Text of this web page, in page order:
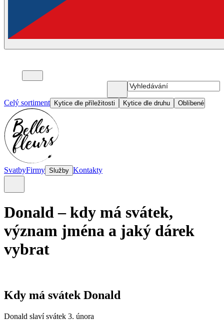
Celý sortiment Kytice dle příležitosti Kytice dle druhu Oblíbené
SvatbyFirmy Služby Kontakty
Donald – kdy má svátek,
význam jména a jaký dárek
vybrat
Kdy má svátek Donald
Donald slaví svátek 3. února